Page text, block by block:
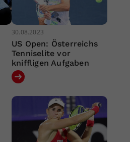
30.08.2023
US Open: Österreichs
Tenniselite vor
kniffligen Aufgaben